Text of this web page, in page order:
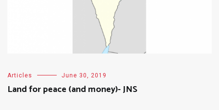
Articles June 30, 2019
Land for peace (and money)- JNS